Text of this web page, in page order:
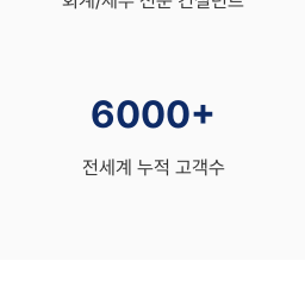
6000+
전세계 누적 고객수